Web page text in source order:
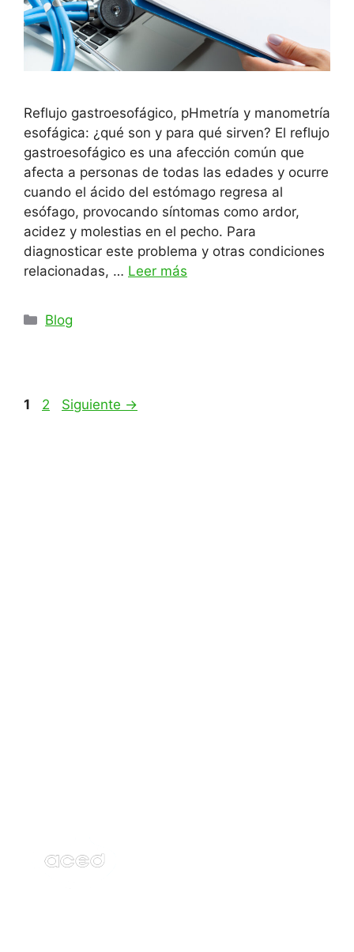
Reflujo gastroesofágico, pHmetría y manometría
esofágica: ¿qué son y para qué sirven? El reflujo
gastroesofágico es una afección común que
afecta a personas de todas las edades y ocurre
cuando el ácido del estómago regresa al
esófago, provocando síntomas como ardor,
acidez y molestias en el pecho. Para
diagnosticar este problema y otras condiciones
relacionadas, … Leer más
Categorías
Blog
Página
1 Página
2 Siguiente →